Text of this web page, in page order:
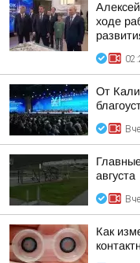
ходе
От
августа
Как